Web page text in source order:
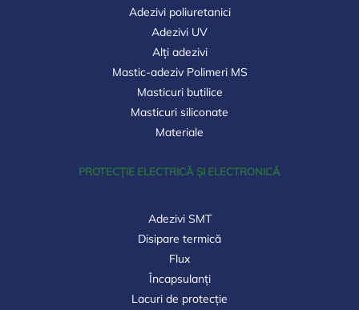
Adezivi poliuretanici
Adezivi UV
Alți adezivi
Mastic-adeziv Polimeri MS
Masticuri butilice
Masticuri siliconate
Materiale
PROTECȚIE ELECTRICĂ ȘI ELECTRONICĂ
Adezivi SMT
Disipare termică
Flux
Încapsulanți
Lacuri de protecție